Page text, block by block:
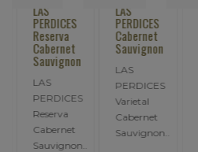
LAS
PERDICES
Reserva
Cabernet
Sauvignon
LAS
PERDICES
Reserva
Cabernet
Sauvignon..
LAS
PERDICES
Cabernet
Sauvignon
LAS
PERDICES
Varietal
Cabernet
Sauvignon..